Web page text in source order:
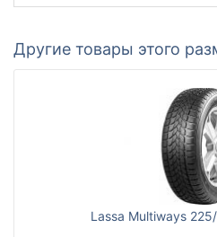
Другие товары этого
Lassa Multiways